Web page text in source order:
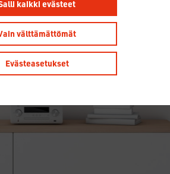
kaikki evästeet
välttämättömät
Evästeasetukset
TALLENNE
Tapahtumat ja koulutukset